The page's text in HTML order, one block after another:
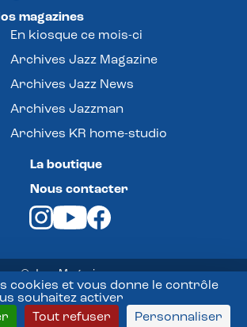
cookies et vous donne le contrôle
souhaitez activer
Tout refuser Personnaliser
magazines
En kiosque ce mois-ci
Archives Jazz Magazine
Archives Jazz News
Archives Jazzman
Archives KR home-studio
La boutique
Nous contacter
© Jazz Magazine -
Mentions légales